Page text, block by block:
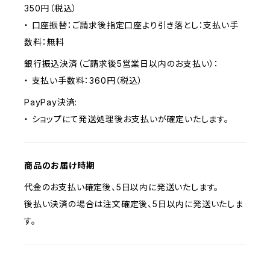
350円（税込）
・ 口座振替：ご請求後指定口座より引き落とし：支払い手
数料：無料
銀行振込決済（ご請求後5営業日以内のお支払い）：
・ 支払い手数料：360円（税込）
PayPay決済:
・ ショップにて発送処理後お支払いが確定いたします。
商品のお届け時期
代金のお支払い確定後、5日以内に発送いたします。
後払い決済の場合は注文確定後、5日以内に発送いたしま
す。